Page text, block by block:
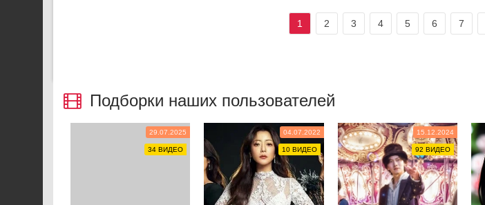
1 2 3 4 5 6 7
Подборки наших пользователей
29.07.2025
34 ВИДЕО
04.07.2022
10 ВИДЕО
15.12.2024
92 ВИДЕО